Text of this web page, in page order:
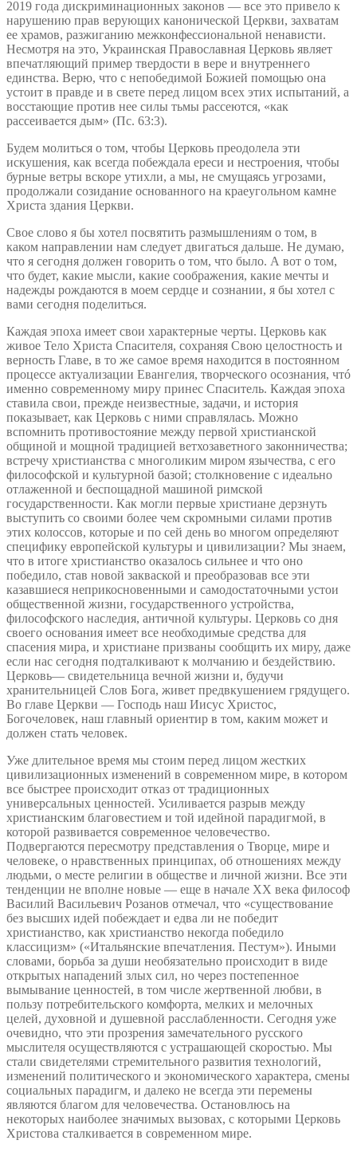
2019 года дискриминационных законов — все это привело к
нарушению прав верующих канонической Церкви, захватам
ее храмов, разжиганию межконфессиональной ненависти.
Несмотря на это, Украинская Православная Церковь являет
впечатляющий пример твердости в вере и внутреннего
единства. Верю, что с непобедимой Божией помощью она
устоит в правде и в свете перед лицом всех этих испытаний, а
восстающие против нее силы тьмы рассеются, «как
рассеивается дым» (Пс. 63:3).
Будем молиться о том, чтобы Церковь преодолела эти
искушения, как всегда побеждала ереси и нестроения, чтобы
бурные ветры вскоре утихли, а мы, не смущаясь угрозами,
продолжали созидание основанного на краеугольном камне
Христа здания Церкви.
Свое слово я бы хотел посвятить размышлениям о том, в
каком направлении нам следует двигаться дальше. Не думаю,
что я сегодня должен говорить о том, что было. А вот о том,
что будет, какие мысли, какие соображения, какие мечты и
надежды рождаются в моем сердце и сознании, я бы хотел с
вами сегодня поделиться.
Каждая эпоха имеет свои характерные черты. Церковь как
живое Тело Христа Спасителя, сохраняя Свою целостность и
верность Главе, в то же самое время находится в постоянном
процессе актуализации Евангелия, творческого осознания, чтó
именно современному миру принес Спаситель. Каждая эпоха
ставила свои, прежде неизвестные, задачи, и история
показывает, как Церковь с ними справлялась. Можно
вспомнить противостояние между первой христианской
общиной и мощной традицией ветхозаветного законничества;
встречу христианства с многоликим миром язычества, с его
философской и культурной базой; столкновение с идеально
отлаженной и беспощадной машиной римской
государственности. Как могли первые христиане дерзнуть
выступить со своими более чем скромными силами против
этих колоссов, которые и по сей день во многом определяют
специфику европейской культуры и цивилизации? Мы знаем,
что в итоге христианство оказалось сильнее и что оно
победило, став новой закваской и преобразовав все эти
казавшиеся неприкосновенными и самодостаточными устои
общественной жизни, государственного устройства,
философского наследия, античной культуры. Церковь со дня
своего основания имеет все необходимые средства для
спасения мира, и христиане призваны сообщить их миру, даже
если нас сегодня подталкивают к молчанию и бездействию.
Церковь— свидетельница вечной жизни и, будучи
хранительницей Слов Бога, живет предвкушением грядущего.
Во главе Церкви — Господь наш Иисус Христос,
Богочеловек, наш главный ориентир в том, каким может и
должен стать человек.
Уже длительное время мы стоим перед лицом жестких
цивилизационных изменений в современном мире, в котором
все быстрее происходит отказ от традиционных
универсальных ценностей. Усиливается разрыв между
христианским благовестием и той идейной парадигмой, в
которой развивается современное человечество.
Подвергаются пересмотру представления о Творце, мире и
человеке, о нравственных принципах, об отношениях между
людьми, о месте религии в обществе и личной жизни. Все эти
тенденции не вполне новые — еще в начале ХХ века философ
Василий Васильевич Розанов отмечал, что «существование
без высших идей побеждает и едва ли не победит
христианство, как христианство некогда победило
классицизм» («Итальянские впечатления. Пестум»). Иными
словами, борьба за души необязательно происходит в виде
открытых нападений злых сил, но через постепенное
вымывание ценностей, в том числе жертвенной любви, в
пользу потребительского комфорта, мелких и мелочных
целей, духовной и душевной расслабленности. Сегодня уже
очевидно, что эти прозрения замечательного русского
мыслителя осуществляются с устрашающей скоростью. Мы
стали свидетелями стремительного развития технологий,
изменений политического и экономического характера, смены
социальных парадигм, и далеко не всегда эти перемены
являются благом для человечества. Остановлюсь на
некоторых наиболее значимых вызовах, с которыми Церковь
Христова сталкивается в современном мире.